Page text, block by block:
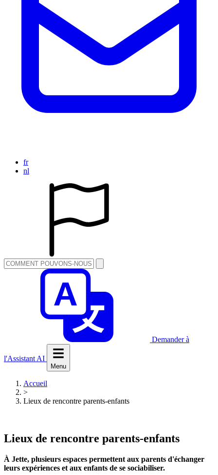
fr
nl
Demander à
l'Assistant AI
Menu
Accueil
>
Lieux de rencontre parents-enfants
Lieux de rencontre parents-enfants
À Jette, plusieurs espaces permettent aux parents d'échanger
leurs expériences et aux enfants de se sociabiliser.